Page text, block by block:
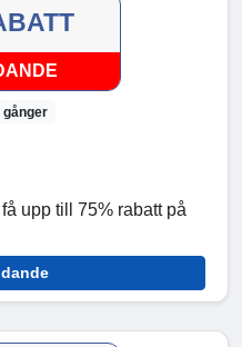
gånger
upp till 75% rabatt på